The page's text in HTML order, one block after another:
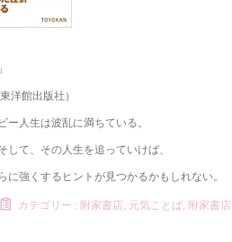
洋館出版社）
ー人生は波乱に満ちている。
して、その人生を追っていけば、
に強くするヒントが見つかるかもしれない。
カテゴリー : 附家書店, 元気ことば 附家書店